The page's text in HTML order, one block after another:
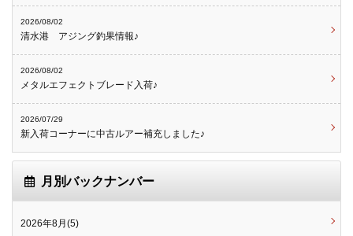
2026/08/02
清水港 アジング釣果情報♪
2026/08/02
メタルエフェクトブレード入荷♪
2026/07/29
新入荷コーナーに中古ルアー補充しました♪
月別バックナンバー
2026年8月(5)